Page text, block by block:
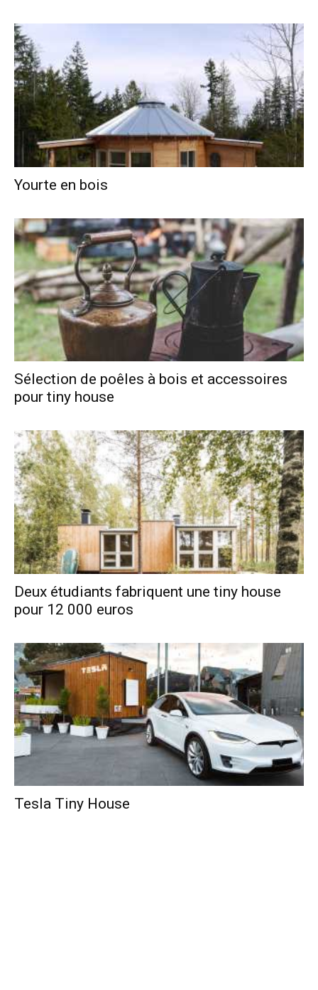
Yourte en bois
Sélection de poêles à bois et accessoires
pour tiny house
Deux étudiants fabriquent une tiny house
pour 12 000 euros
Tesla Tiny House